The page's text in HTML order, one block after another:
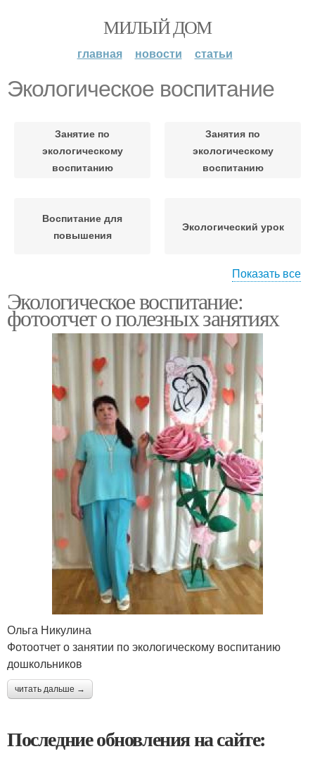
МИЛЫЙ ДОМ
главная новости статьи
Экологическое воспитание
Занятие по
экологическому
воспитанию
Занятия по
экологическому
воспитанию
Воспитание для
повышения
Экологический урок
саду
Показать все
Экологическое воспитание:
фотоотчет о полезных занятиях
Ольга Никулина
Фотоотчет о занятии по экологическому воспитанию
дошкольников
читать дальше →
Последние обновления на сайте: